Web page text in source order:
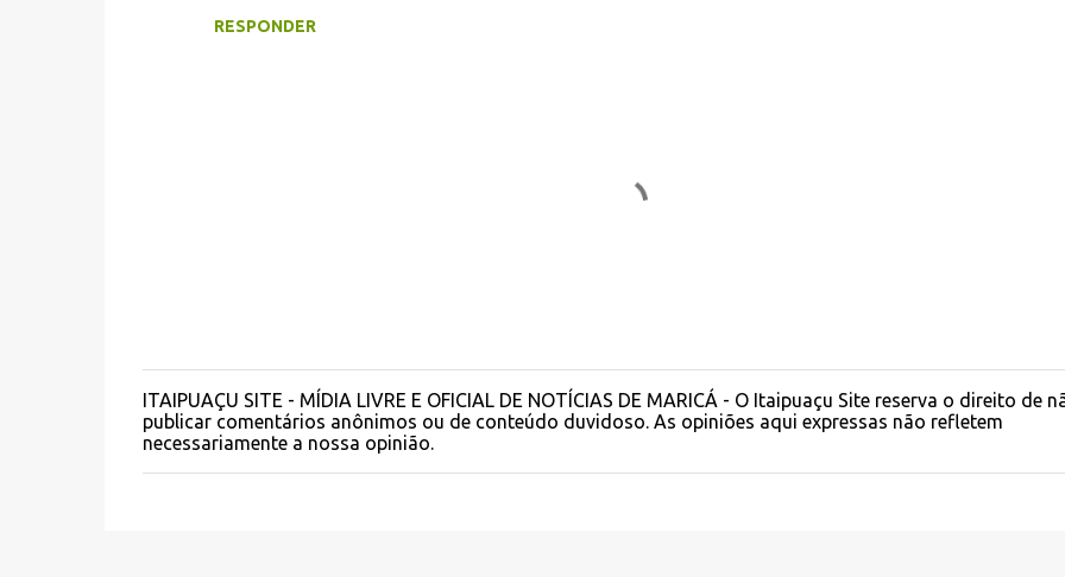
RESPONDER
P
o
s
t
ITAIPUAÇU SITE - MÍDIA LIVRE E OFICIAL DE NOTÍCIAS DE MARICÁ - O Itaipuaçu Site reserva o direito de
publicar comentários anônimos ou de conteúdo duvidoso. As opiniões aqui expressas não refletem
necessariamente a nossa opinião.